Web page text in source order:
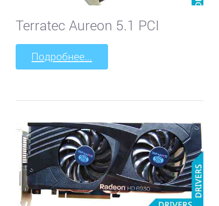
Terratec Aureon 5.1 PCI
Подробнее...